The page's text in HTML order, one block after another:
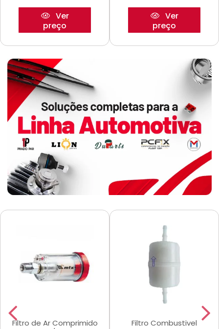
Ver
preço
Ver
preço
Filtro de Ar Comprimido
Filtro Combustivel